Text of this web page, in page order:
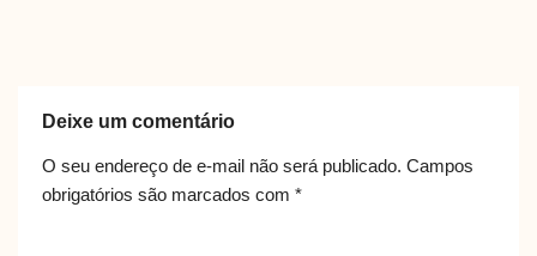
Deixe um comentário
O seu endereço de e-mail não será publicado. Campos
obrigatórios são marcados com *